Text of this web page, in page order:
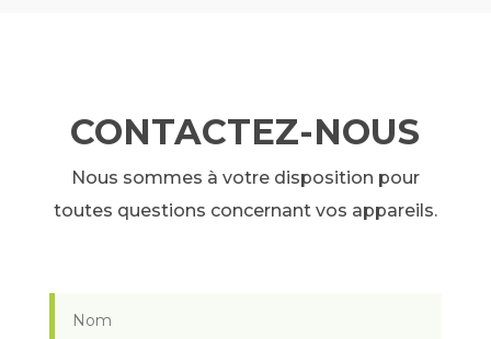
CONTACTEZ-NOUS
Nous sommes à votre disposition pour
toutes questions concernant vos appareils.